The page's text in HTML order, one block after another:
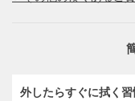
外したらすぐに拭く習